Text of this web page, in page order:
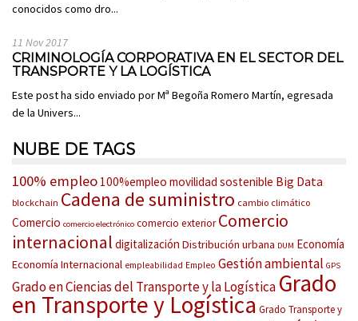
conocidos como dro...
11 Nov 2017
CRIMINOLOGÍA CORPORATIVA EN EL SECTOR DEL
TRANSPORTE Y LA LOGÍSTICA
Este post ha sido enviado por Mª Begoña Romero Martín, egresada
de la Univers...
NUBE DE TAGS
100% empleo 100%empleo movilidad sostenible Big Data
blockchain Cadena de suministro cambio climático
Comercio comercio electrónico comercio exterior Comercio
internacional digitalización Distribución urbana DUM Economía
Economía Internacional empleabilidad Empleo Gestión ambiental GPS
Grado en Ciencias del Transporte y la Logística Grado
en Transporte y Logística Grado Transporte y